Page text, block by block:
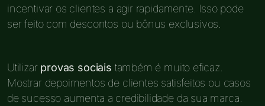
incentivar os clientes a agir rapidamente. Isso pode
ser feito com descontos ou bônus exclusivos.
Utilizar provas sociais também é muito eficaz.
Mostrar depoimentos de clientes satisfeitos ou casos
de sucesso aumenta a credibilidade da sua marca.